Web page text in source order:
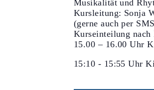
Musikalität und
Kursleitung: Sonja
(gerne auch per
Kurseinteilung
15.00 – 16.00 Uhr
15:10 - 15:55 Uhr